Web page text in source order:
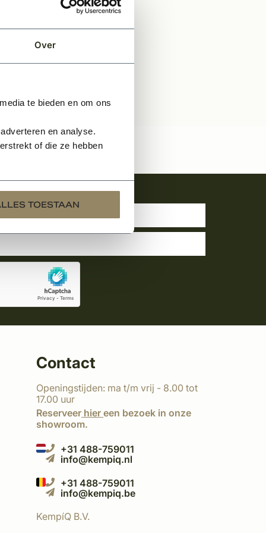
Over
te bieden en om ons
en analyse.
of die ze hebben
TOESTAAN
Contact
Openingstijden: ma t/m vrij - 8.00 tot
17.00 uur
Reserveer hier een bezoek in onze
showroom.
+31 488-759011
info@kempiq.nl
+31 488-759011
info@kempiq.be
KempíQ B.V.